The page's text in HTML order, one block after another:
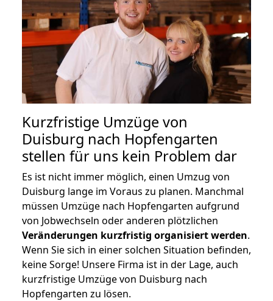
Kurzfristige Umzüge von
Duisburg nach Hopfengarten
stellen für uns kein Problem dar
Es ist nicht immer möglich, einen Umzug von
Duisburg lange im Voraus zu planen. Manchmal
müssen Umzüge nach Hopfengarten aufgrund
von Jobwechseln oder anderen plötzlichen
Veränderungen kurzfristig organisiert werden.
Wenn Sie sich in einer solchen Situation befinden,
keine Sorge! Unsere Firma ist in der Lage, auch
kurzfristige Umzüge von Duisburg nach
Hopfengarten zu lösen.